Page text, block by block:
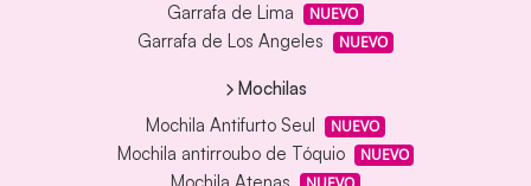
Garrafa de Lima NUEVO
Garrafa de Los Angeles NUEVO
Mochilas
Mochila Antifurto Seul
NUEVO
Mochila antirroubo de Tóquio NUEVO